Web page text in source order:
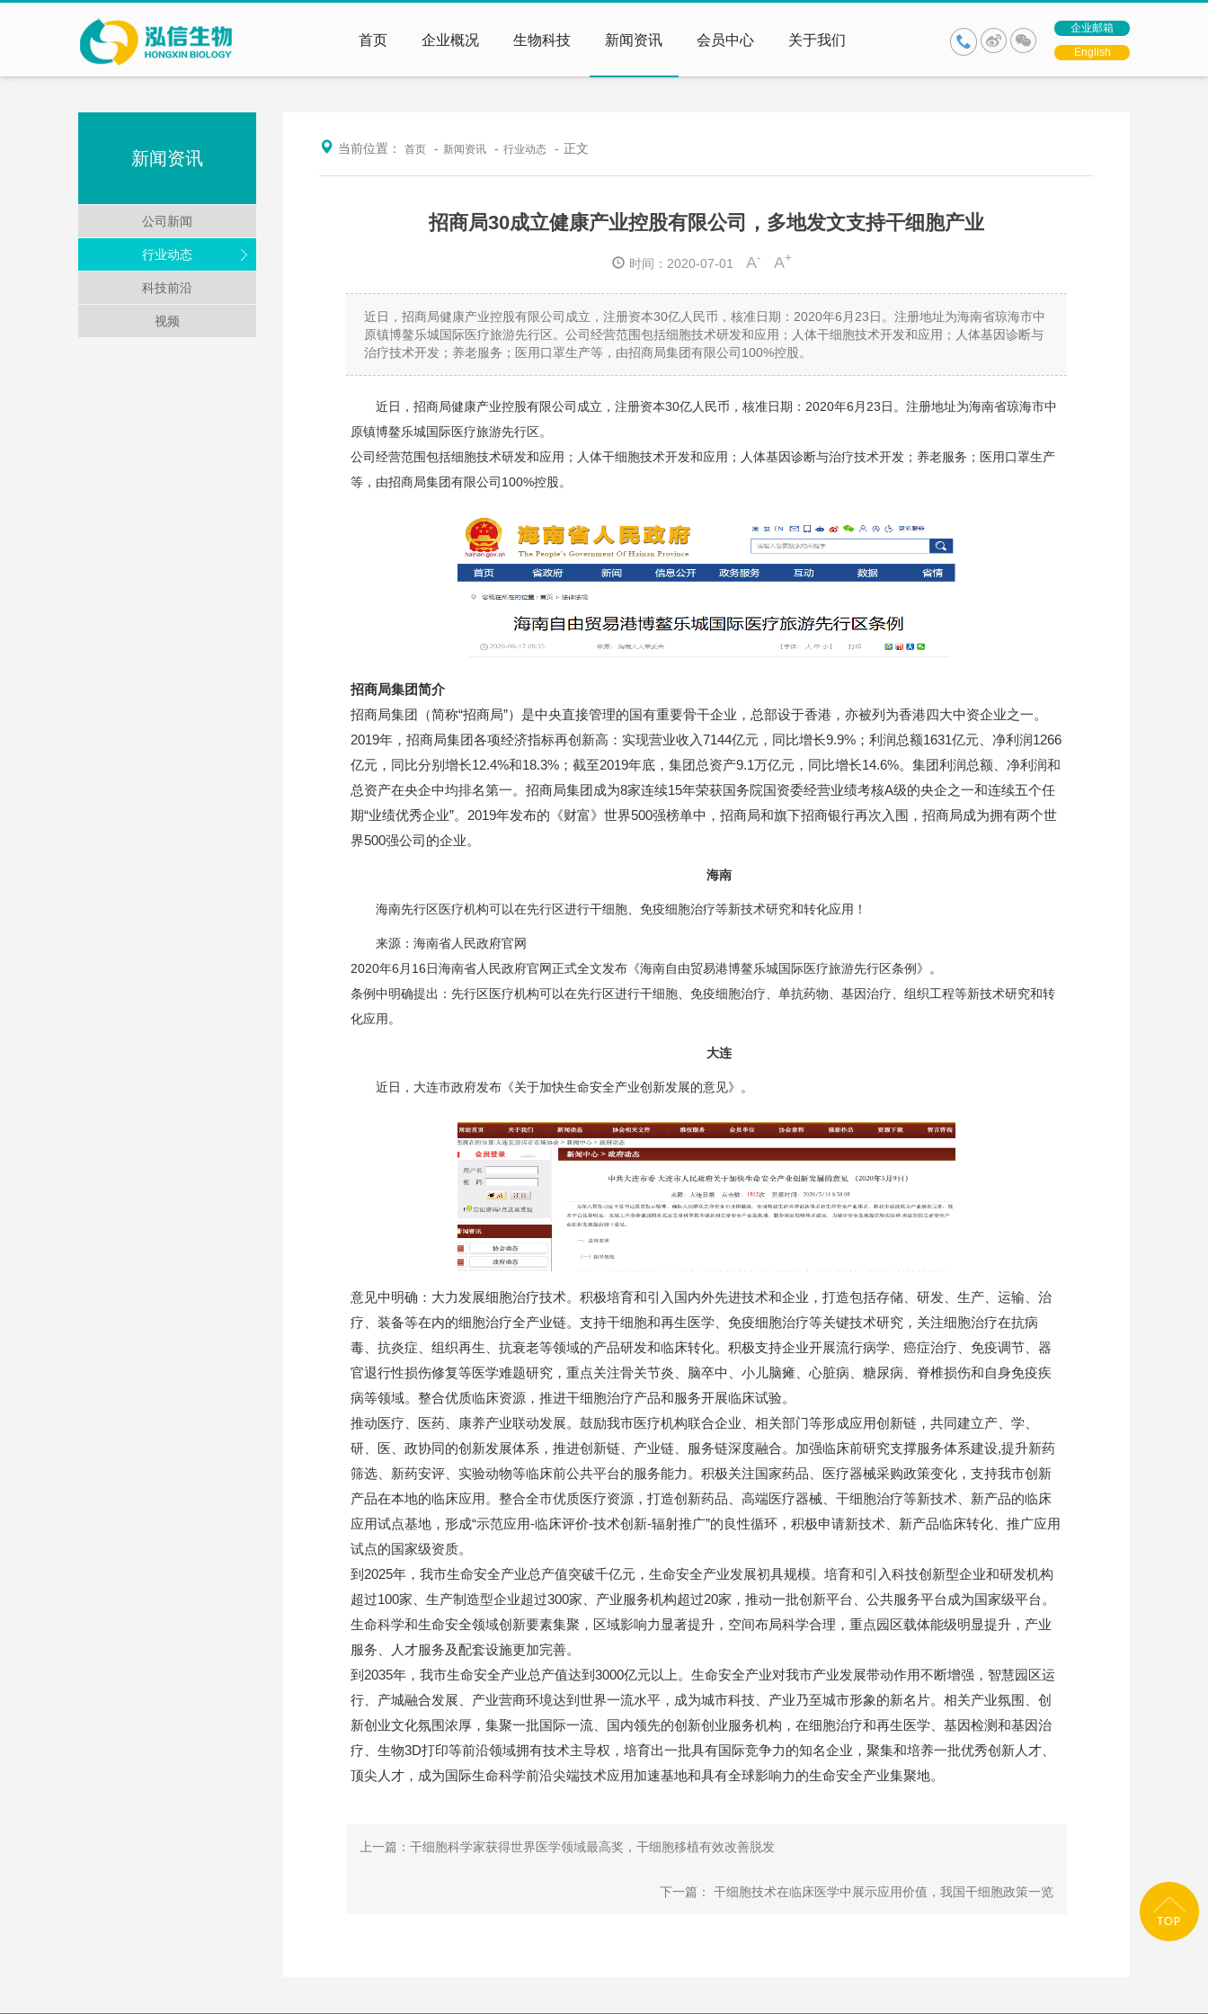
首页 企业概况 生物科技 新闻资讯 会员中心 关于我们
企业邮箱
English
新闻资讯
公司新闻
行业动态
科技前沿
视频
当前位置： 首页 新闻资讯 行业动态 正文
招商局30成立健康产业控股有限公司，多地发文支持干细胞产业
时间：2020-07-01 A- A+
近日，招商局健康产业控股有限公司成立，注册资本30亿人民币，核准日期：2020年6月23日。注册地址为海南省琼海市中
原镇博鳌乐城国际医疗旅游先行区。 公司经营范围包括细胞技术研发和应用；人体干细胞技术开发和应用；人体基因诊断与
治疗技术开发；养老服务；医用口罩生产等，由招商局集团有限公司 100%控股。
近日，招商局健康产业控股有限公司成立，注册资本30亿人民币，核准日期：2020年6月23日。注册地址为海南省琼海市中
原镇博鳌乐城国际医疗旅游先行区。
公司经营范围包括细胞技术研发和应用；人体干细胞技术开发和应用；人体基因诊断与治疗技术开发；养老服务；医用口罩生产
等，由招商局集团有限公司100%控股。
招商局集团简介
招商局集团（简称“招商局”）是中央直接管理的国有重要骨干企业，总部设于香港，亦被列为香港四大中资企业之一。
2019年，招商局集团各项经济指标再创新高：实现营业收入7144亿元，同比增长9.9%；利润总额1631亿元、净利润1266
亿元，同比分别增长12.4%和18.3%；截至2019年底，集团总资产9.1万亿元，同比增长14.6%。集团利润总额、净利润和
总资产在央企中均排名第一。招商局集团成为8家连续15年荣获国务院国资委经营业绩考核A级的央企之一和连续五个任
期“业绩优秀企业”。2019年发布的《财富》世界500强榜单中，招商局和旗下招商银行再次入围，招商局成为拥有两个世
界500强公司的企业。
海南
海南先行区医疗机构可以在先行区进行干细胞、免疫细胞治疗等新技术研究和转化应用！
来源：海南省人民政府官网
2020年6月16日海南省人民政府官网正式全文发布《海南自由贸易港博鳌乐城国际医疗旅游先行区条例》。
条例中明确提出：先行区医疗机构可以在先行区进行干细胞、免疫细胞治疗、单抗药物、基因治疗、组织工程等新技术研究和转
化应用。
大连
近日，大连市政府发布《关于加快生命安全产业创新发展的意见》。
意见中明确：大力发展细胞治疗技术。积极培育和引入国内外先进技术和企业，打造包括存储、研发、生产、运输、治
疗、装备等在内的细胞治疗全产业链。支持干细胞和再生医学、免疫细胞治疗等关键技术研究，关注细胞治疗在抗病
毒、抗炎症、组织再生、抗衰老等领域的产品研发和临床转化。积极支持企业开展流行病学、癌症治疗、免疫调节、器
官退行性损伤修复等医学难题研究，重点关注骨关节炎、脑卒中、小儿脑瘫、心脏病、糖尿病、脊椎损伤和自身免疫疾
病等领域。整合优质临床资源，推进干细胞治疗产品和服务开展临床试验。
推动医疗、医药、康养产业联动发展。鼓励我市医疗机构联合企业、相关部门等形成应用创新链，共同建立产、学、
研、医、政协同的创新发展体系，推进创新链、产业链、服务链深度融合。加强临床前研究支撑服务体系建设,提升新药
筛选、新药安评、实验动物等临床前公共平台的服务能力。积极关注国家药品、医疗器械采购政策变化，支持我市创新
产品在本地的临床应用。整合全市优质医疗资源，打造创新药品、高端医疗器械、干细胞治疗等新技术、新产品的临床
应用试点基地，形成“示范应用-临床评价-技术创新-辐射推广”的良性循环，积极申请新技术、新产品临床转化、推广应用
试点的国家级资质。
到2025年，我市生命安全产业总产值突破千亿元，生命安全产业发展初具规模。培育和引入科技创新型企业和研发机构
超过100家、生产制造型企业超过300家、产业服务机构超过20家，推动一批创新平台、公共服务平台成为国家级平台。
生命科学和生命安全领域创新要素集聚，区域影响力显著提升，空间布局科学合理，重点园区载体能级明显提升，产业
服务、人才服务及配套设施更加完善。
到2035年，我市生命安全产业总产值达到3000亿元以上。生命安全产业对我市产业发展带动作用不断增强，智慧园区运
行、产城融合发展、产业营商环境达到世界一流水平，成为城市科技、产业乃至城市形象的新名片。相关产业氛围、创
新创业文化氛围浓厚，集聚一批国际一流、国内领先的创新创业服务机构，在细胞治疗和再生医学、基因检测和基因治
疗、生物3D打印等前沿领域拥有技术主导权，培育出一批具有国际竞争力的知名企业，聚集和培养一批优秀创新人才、
顶尖人才，成为国际生命科学前沿尖端技术应用加速基地和具有全球影响力的生命安全产业集聚地。
上一篇：干细胞科学家获得世界医学领域最高奖，干细胞移植有效改善脱发
下一篇： 干细胞技术在临床医学中展示应用价值，我国干细胞政策一览